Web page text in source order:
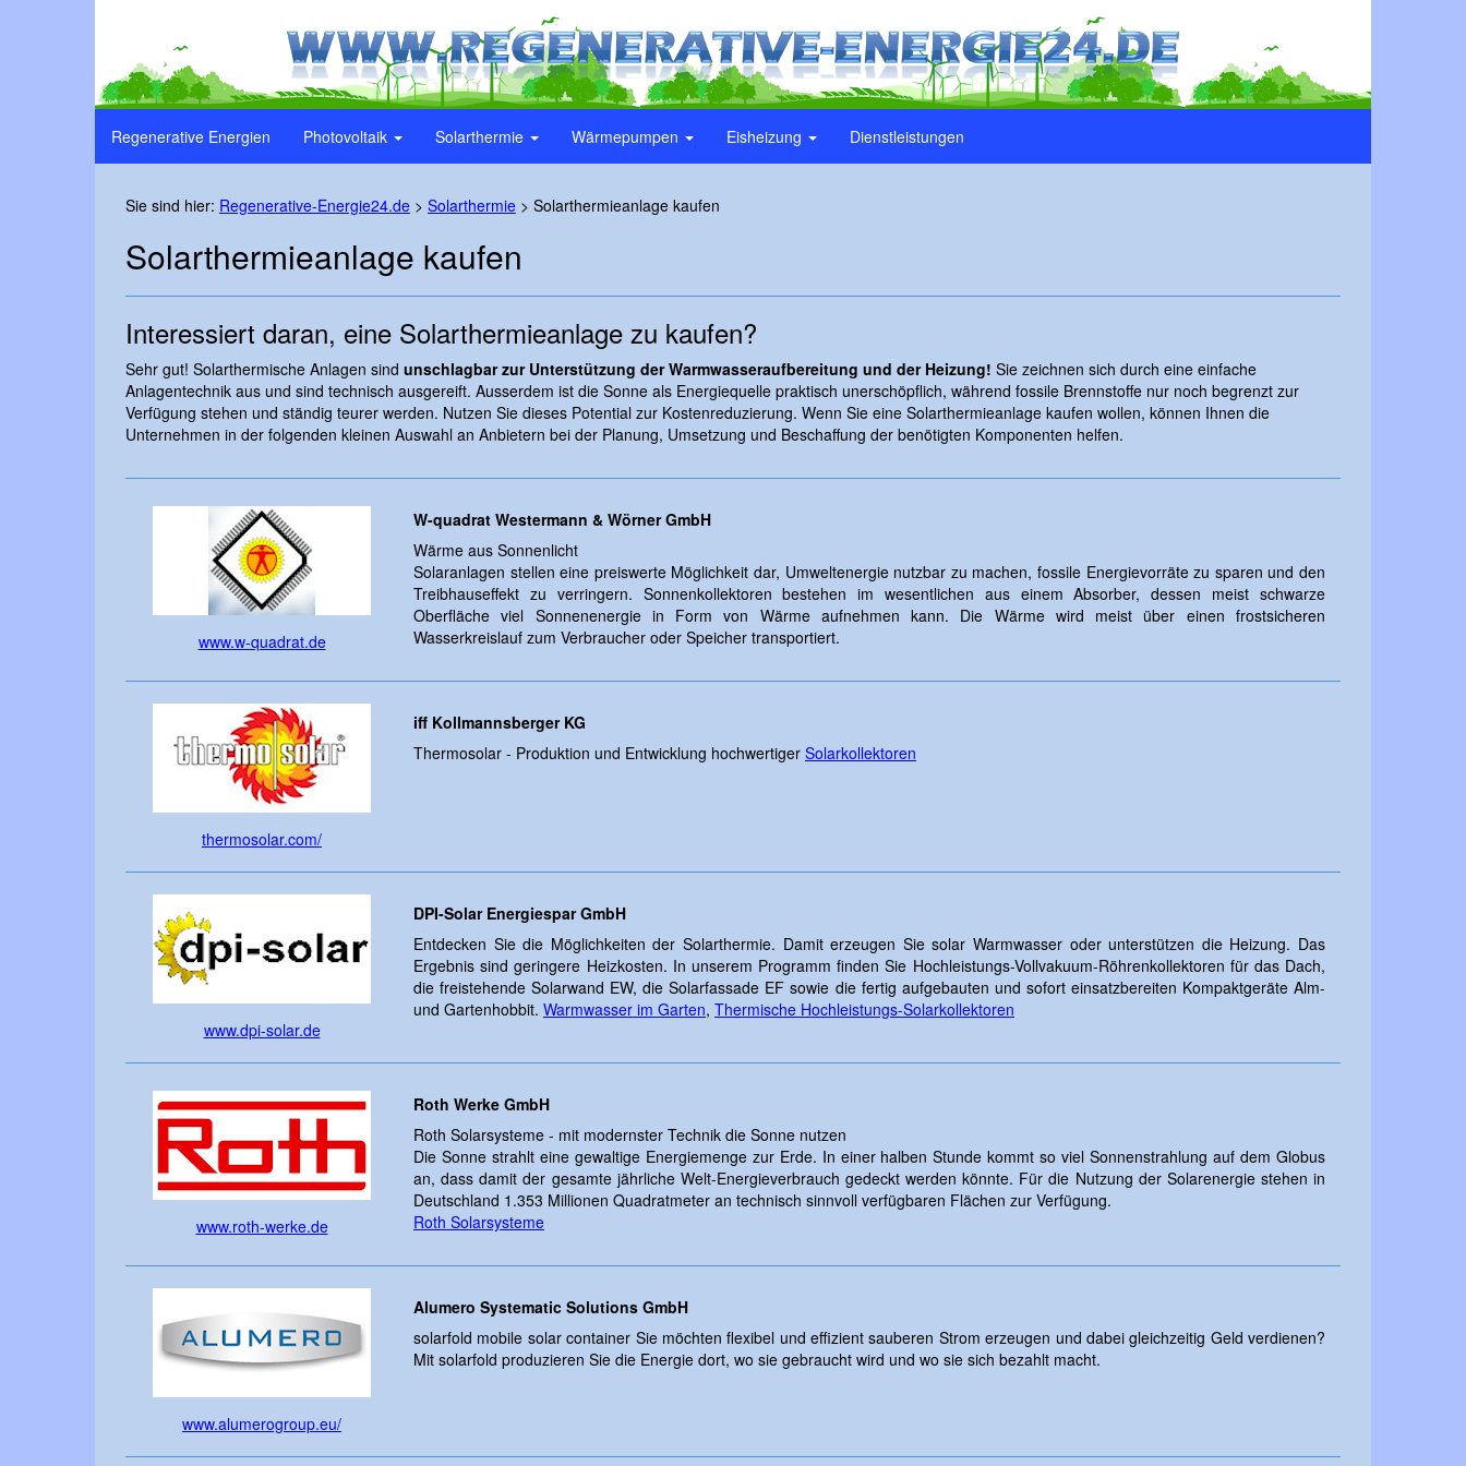
Regenerative Energien Photovoltaik Solarthermie Wärmepumpen Eisheizung Dienstleistungen
Sie sind hier: Regenerative-Energie24.de > Solarthermie > Solarthermieanlage kaufen
Solarthermieanlage kaufen
Interessiert daran, eine Solarthermieanlage zu kaufen?
Sehr gut! Solarthermische Anlagen sind unschlagbar zur Unterstützung der Warmwasseraufbereitung und der Heizung! Sie zeichnen sich durch eine einfache
Anlagentechnik aus und sind technisch ausgereift. Ausserdem ist die Sonne als Energiequelle praktisch unerschöpflich, während fossile Brennstoffe nur noch begrenzt zur
Verfügung stehen und ständig teurer werden. Nutzen Sie dieses Potential zur Kostenreduzierung. Wenn Sie eine Solarthermieanlage kaufen wollen, können Ihnen die
Unternehmen in der folgenden kleinen Auswahl an Anbietern bei der Planung, Umsetzung und Beschaffung der benötigten Komponenten helfen.
www.w-quadrat.de
W-quadrat Westermann & Wörner GmbH
Wärme aus Sonnenlicht
Solaranlagen stellen eine preiswerte Möglichkeit dar, Umweltenergie nutzbar zu machen, fossile Energievorräte zu sparen und den
Treibhauseffekt zu verringern. Sonnenkollektoren bestehen im wesentlichen aus einem Absorber, dessen meist schwarze
Oberfläche viel Sonnenenergie in Form von Wärme aufnehmen kann. Die Wärme wird meist über einen frostsicheren
Wasserkreislauf zum Verbraucher oder Speicher transportiert.
thermosolar.com/
iff Kollmannsberger KG
Thermosolar - Produktion und Entwicklung hochwertiger Solarkollektoren
www.dpi-solar.de
DPI-Solar Energiespar GmbH
Entdecken Sie die Möglichkeiten der Solarthermie. Damit erzeugen Sie solar Warmwasser oder unterstützen die Heizung. Das
Ergebnis sind geringere Heizkosten. In unserem Programm finden Sie Hochleistungs-Vollvakuum-Röhrenkollektoren für das Dach,
die freistehende Solarwand EW, die Solarfassade EF sowie die fertig aufgebauten und sofort einsatzbereiten Kompaktgeräte Alm-
und Gartenhobbit. Warmwasser im Garten, Thermische Hochleistungs-Solarkollektoren
www.roth-werke.de
Roth Werke GmbH
Roth Solarsysteme - mit modernster Technik die Sonne nutzen
Die Sonne strahlt eine gewaltige Energiemenge zur Erde. In einer halben Stunde kommt so viel Sonnenstrahlung auf dem Globus
an, dass damit der gesamte jährliche Welt-Energieverbrauch gedeckt werden könnte. Für die Nutzung der Solarenergie stehen in
Deutschland 1.353 Millionen Quadratmeter an technisch sinnvoll verfügbaren Flächen zur Verfügung.
Roth Solarsysteme
www.alumerogroup.eu/
Alumero Systematic Solutions GmbH
solarfold mobile solar container Sie möchten flexibel und effizient sauberen Strom erzeugen und dabei gleichzeitig Geld verdienen?
Mit solarfold produzieren Sie die Energie dort, wo sie gebraucht wird und wo sie sich bezahlt macht.